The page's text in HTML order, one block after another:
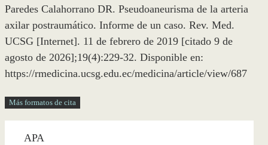
Paredes Calahorrano DR. Pseudoaneurisma de la arteria
axilar postraumático. Informe de un caso. Rev. Med.
UCSG [Internet]. 11 de febrero de 2019 [citado 9 de
agosto de 2026];19(4):229-32. Disponible en:
https://rmedicina.ucsg.edu.ec/medicina/article/view/687
Más formatos de cita
APA